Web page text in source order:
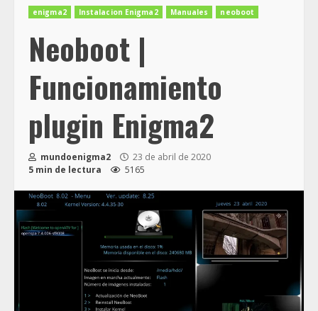
enigma2 Instalacion Enigma2 Manuales neoboot
Neoboot |
Funcionamiento
plugin Enigma2
mundoenigma2
23 de abril de 2020
5 min de lectura
5165